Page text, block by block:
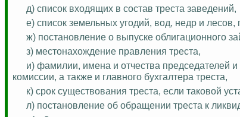
д) список входящих в состав треста заведений,
е) список земельных угодий, вод, недр и лесов,
ж) постановление о выпуске облигационного
з) местонахождение правления треста,
и) фамилии, имена и отчества председателей
комиссии, а также и главного бухгалтера треста,
к) срок существования треста, если таковой
л) постановление об обращении треста к